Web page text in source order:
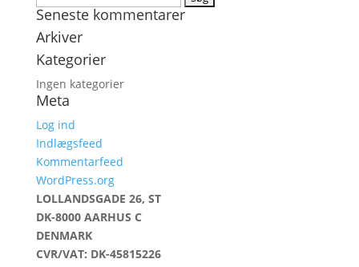
efter:
Seneste kommentarer
Arkiver
Kategorier
Ingen kategorier
Meta
Log ind
Indlægsfeed
Kommentarfeed
WordPress.org
LOLLANDSGADE 26, ST
DK-8000 AARHUS C
DENMARK
CVR/VAT: DK-45815226